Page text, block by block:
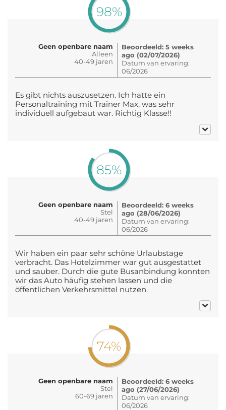
98%
Geen openbare naam
Alleen
40-49 jaren
Beoordeeld: 5 weeks
ago (02/07/2026)
Datum van ervaring:
06/2026
Es gibt nichts auszusetzen. Ich hatte ein
Personaltraining mit Trainer Max, was sehr
individuell aufgebaut war. Richtig Klasse!!
85%
Geen openbare naam
Stel
40-49 jaren
Beoordeeld: 6 weeks
ago (28/06/2026)
Datum van ervaring:
06/2026
Wir haben ein paar sehr schöne Urlaubstage
verbracht. Das Hotelzimmer war gut ausgestattet
und sauber. Durch die gute Busanbindung konnten
wir das Auto häufig stehen lassen und die
öffentlichen Verkehrsmittel nutzen.
74%
Geen openbare naam
Stel
60-69 jaren
Beoordeeld: 6 weeks
ago (27/06/2026)
Datum van ervaring:
06/2026